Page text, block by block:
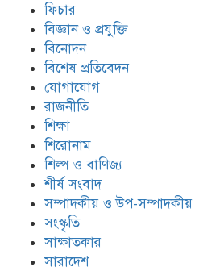
ফিচার
বিজ্ঞান ও প্রযুক্তি
বিনোদন
বিশেষ প্রতিবেদন
যোগাযোগ
রাজনীতি
শিক্ষা
শিরোনাম
শিল্প ও বাণিজ্য
শীর্ষ সংবাদ
সম্পাদকীয় ও উপ-সম্পাদকীয়
সংস্কৃতি
সাক্ষাতকার
সারাদেশ